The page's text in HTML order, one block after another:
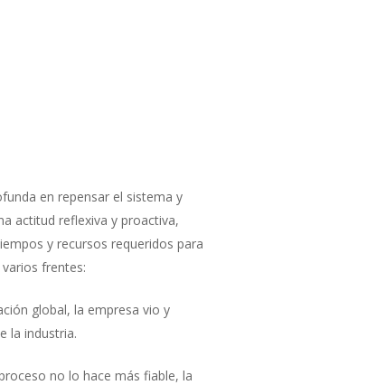
en repensar el sistema y
actitud reflexiva y proactiva,
y recursos requeridos para
frentes:
global, la empresa vio y
la industria.
no lo hace más fiable, la